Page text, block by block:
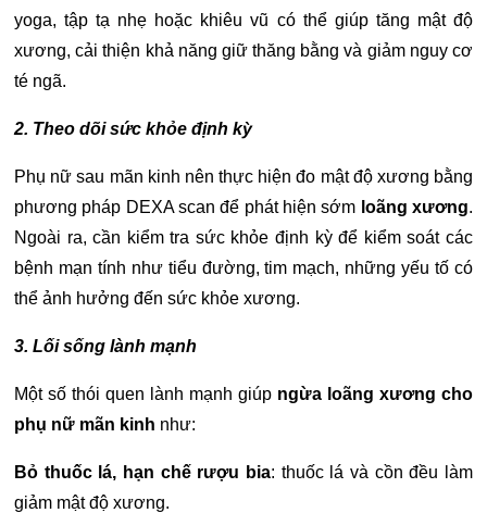
yoga, tập tạ nhẹ hoặc khiêu vũ có thể giúp tăng mật độ
xương, cải thiện khả năng giữ thăng bằng và giảm nguy cơ
té ngã.
2. Theo dõi sức khỏe định kỳ
Phụ nữ sau mãn kinh nên thực hiện đo mật độ xương bằng
phương pháp DEXA scan để phát hiện sớm loãng xương.
Ngoài ra, cần kiểm tra sức khỏe định kỳ để kiểm soát các
bệnh mạn tính như tiểu đường, tim mạch, những yếu tố có
thể ảnh hưởng đến sức khỏe xương.
3. Lối sống lành mạnh
Một số thói quen lành mạnh giúp ngừa loãng xương cho
phụ nữ mãn kinh như:
Bỏ thuốc lá, hạn chế rượu bia: thuốc lá và cồn đều làm
giảm mật độ xương.